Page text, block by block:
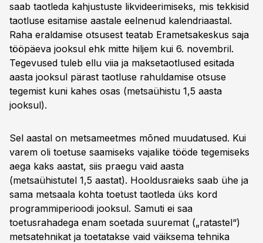
saab taotleda kahjustuste likvideerimiseks, mis tekkisid
taotluse esitamise aastale eelnenud kalendriaastal.
Raha eraldamise otsusest teatab Erametsakeskus saja
tööpäeva jooksul ehk mitte hiljem kui 6. novembril.
Tegevused tuleb ellu viia ja maksetaotlused esitada
aasta jooksul pärast taotluse rahuldamise otsuse
tegemist kuni kahes osas (metsaühistu 1,5 aasta
jooksul).
Sel aastal on metsameetmes mõned muudatused. Kui
varem oli toetuse saamiseks vajalike tööde tegemiseks
aega kaks aastat, siis praegu vaid aasta
(metsaühistutel 1,5 aastat). Hooldusraieks saab ühe ja
sama metsaala kohta toetust taotleda üks kord
programmiperioodi jooksul. Samuti ei saa
toetusrahadega enam soetada suuremat („ratastel“)
metsatehnikat ja toetatakse vaid väiksema tehnika